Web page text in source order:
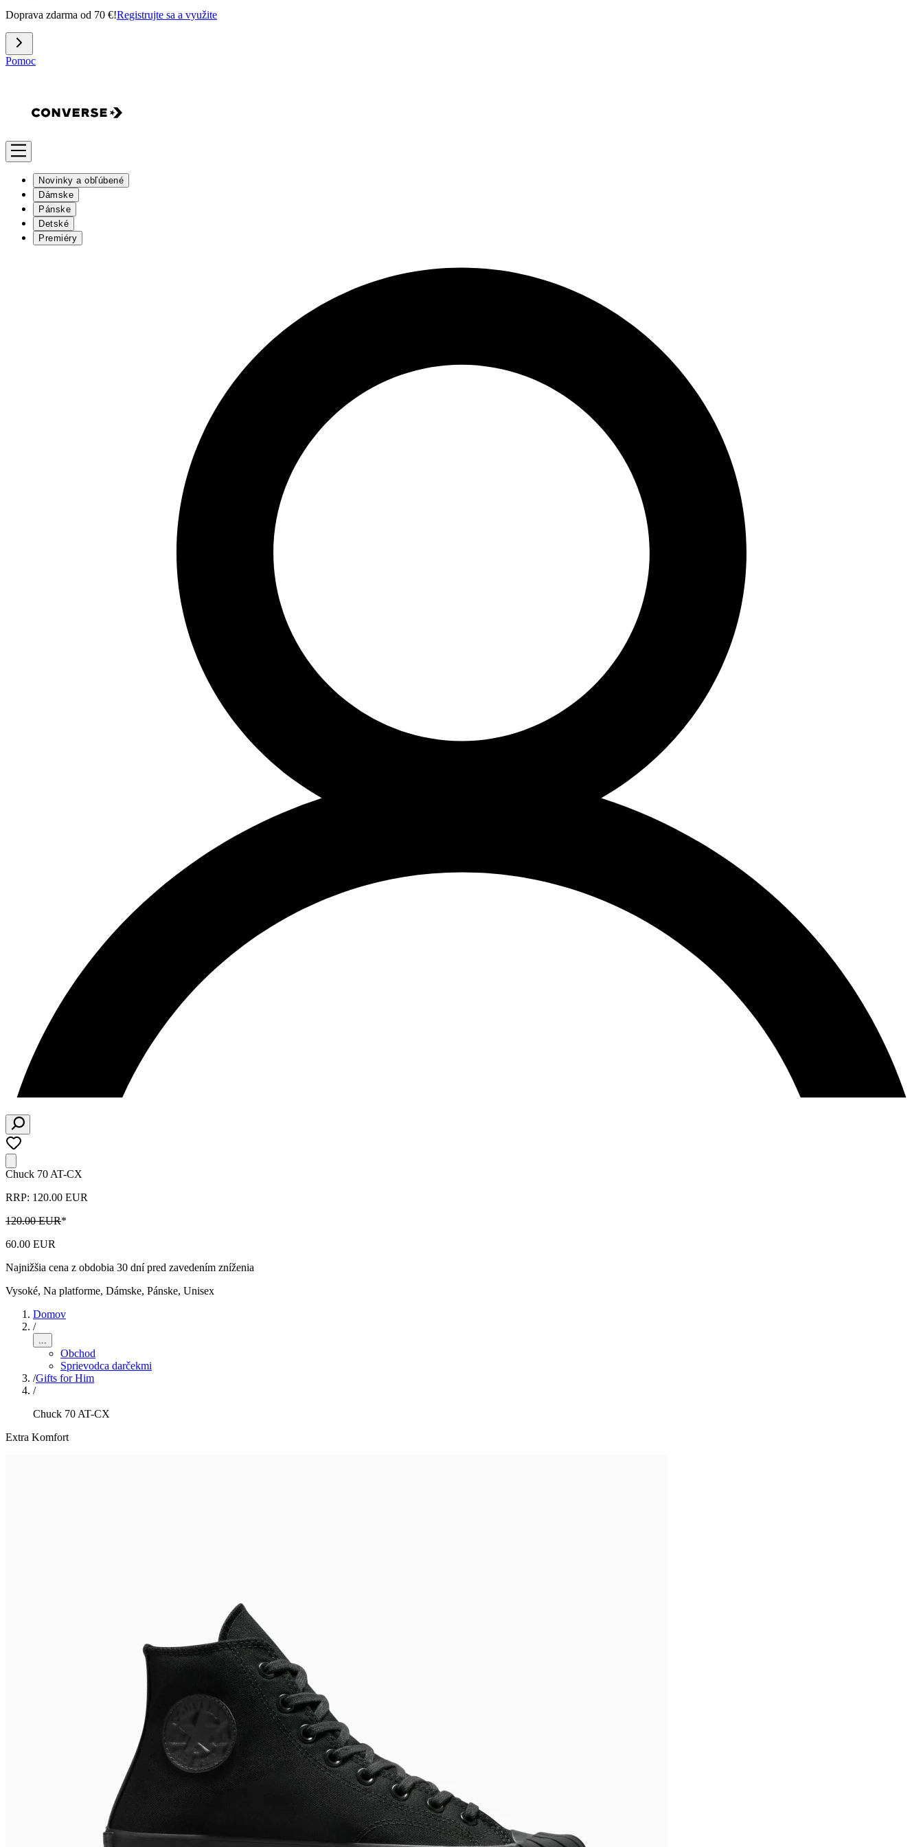
Doprava zdarma od 70 €!Registrujte sa a využite
Pomoc
Novinky a obľúbené
Dámske
Pánske
Detské
Premiéry
Chuck 70 AT-CX
RRP: 120.00 EUR
120.00 EUR*
60.00 EUR
Najnižšia cena z obdobia 30 dní pred zavedením zníženia
Vysoké, Na platforme, Dámske, Pánske, Unisex
Domov
/
...
Obchod
Sprievodca darčekmi
/Gifts for Him
/
Chuck 70 AT-CX
Extra Komfort